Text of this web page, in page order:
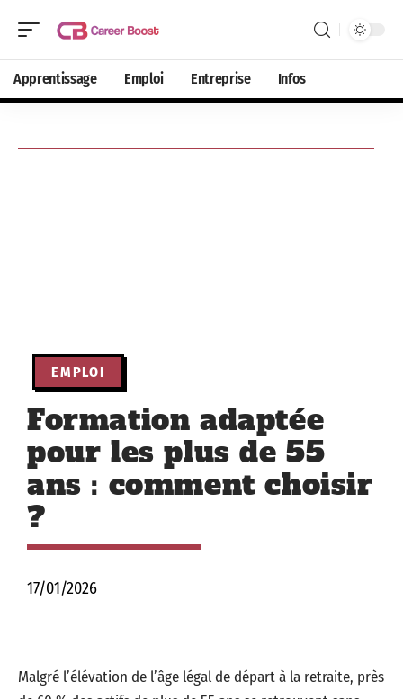
Apprentissage Emploi Entreprise Infos
EMPLOI
Formation adaptée
pour les plus de 55
ans : comment choisir
?
17/01/2026
Malgré l’élévation de l’âge légal de départ à la retraite, près